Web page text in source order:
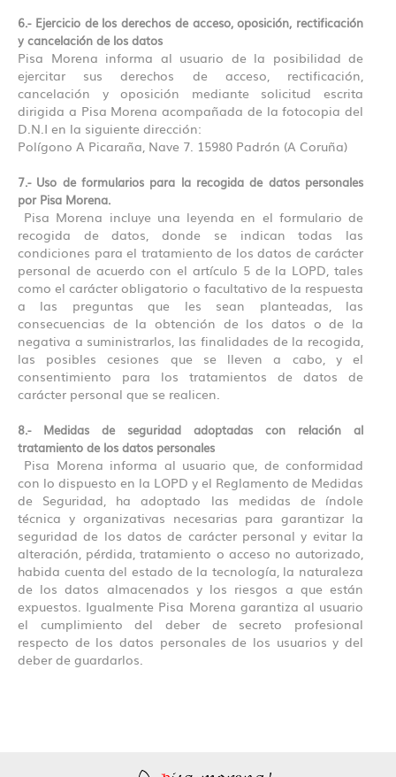
6.- Ejercicio de los derechos de acceso, oposición, rectificación
y cancelación de los datos
Pisa Morena informa al usuario de la posibilidad de
ejercitar sus derechos de acceso, rectificación,
cancelación y oposición mediante solicitud escrita
dirigida a Pisa Morena acompañada de la fotocopia del
D.N.I en la siguiente dirección:
Polígono A Picaraña, Nave 7. 15980 Padrón (A Coruña)
7.- Uso de formularios para la recogida de datos personales
por Pisa Morena.
Pisa Morena incluye una leyenda en el formulario de
recogida de datos, donde se indican todas las
condiciones para el tratamiento de los datos de carácter
personal de acuerdo con el artículo 5 de la LOPD, tales
como el carácter obligatorio o facultativo de la respuesta
a las preguntas que les sean planteadas, las
consecuencias de la obtención de los datos o de la
negativa a suministrarlos, las finalidades de la recogida,
las posibles cesiones que se lleven a cabo, y el
consentimiento para los tratamientos de datos de
carácter personal que se realicen.
8.- Medidas de seguridad adoptadas con relación al
tratamiento de los datos personales
Pisa Morena informa al usuario que, de conformidad
con lo dispuesto en la LOPD y el Reglamento de Medidas
de Seguridad, ha adoptado las medidas de índole
técnica y organizativas necesarias para garantizar la
seguridad de los datos de carácter personal y evitar la
alteración, pérdida, tratamiento o acceso no autorizado,
habida cuenta del estado de la tecnología, la naturaleza
de los datos almacenados y los riesgos a que están
expuestos. Igualmente Pisa Morena garantiza al usuario
el cumplimiento del deber de secreto profesional
respecto de los datos personales de los usuarios y del
deber de guardarlos.